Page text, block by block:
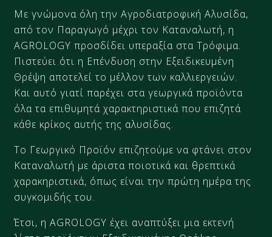
Με γνώμονα όλη την Αγροδιατροφική Αλυσίδα,
από τον Παραγωγό μέχρι τον Καταναλωτή, η
AGROLOGY προσδίδει υπεραξία στα Τρόφιμα.
Πιστεύει ότι η Επένδυση στην Εξειδικευμένη
Θρέψη αποτελεί το μέλλον των καλλιεργειών.
Και αυτό γιατί παρέχει στα γεωργικά προϊόντα
όλα τα επιθυμητά χαρακτηριστικά που επιζητά
κάθε κρίκος αυτής της αλυσίδας.
Το Γεωργικό Προϊόν επιζητούμε να φτάνει στον
Καταναλωτή με άριστα ποιοτικά και θρεπτικά
χαρακηριστικά, όπως είναι την πρώτη ημέρα της
συγκομιδής του.
Έτσι, η AGROLOGY έχει αναπτύξει μια εκτενή